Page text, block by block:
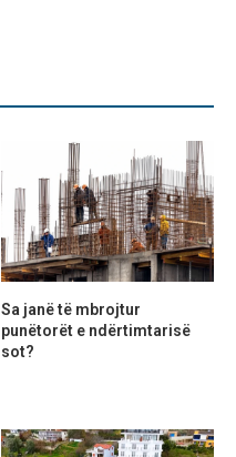
Sa janë të mbrojtur
punëtorët e ndërtimtarisë
sot?